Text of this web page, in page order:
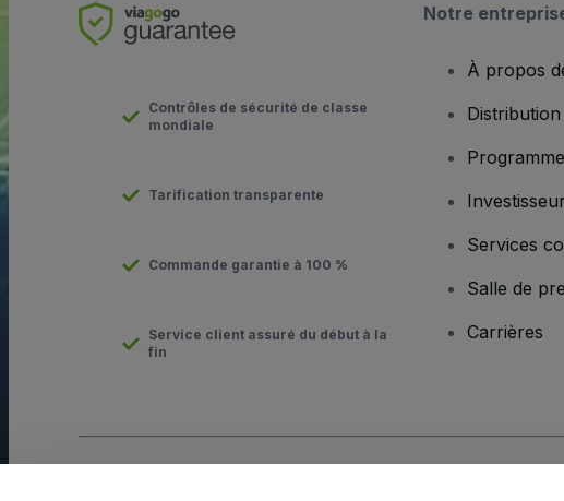
Contrôles de sécurité de classe
mondiale
Tarification transparente
Commande garantie à 100 %
Service client assuré du début à la
fin
Notre
À propos
Services
Salle de
Carrières